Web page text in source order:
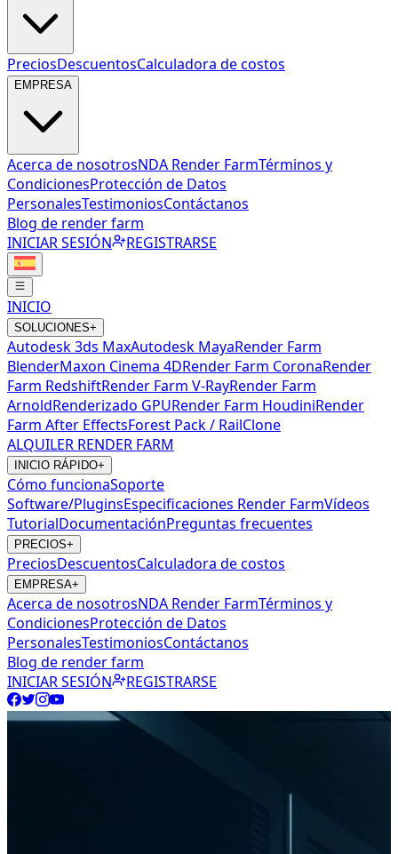
PreciosDescuentosCalculadora de costos
EMPRESA
Acerca de nosotrosNDA Render FarmTérminos y
CondicionesProtección de Datos
PersonalesTestimoniosContáctanos
Blog de render farm
INICIAR SESIÓN
REGISTRARSE
INICIO
SOLUCIONES+
Autodesk 3ds MaxAutodesk MayaRender Farm
BlenderMaxon Cinema 4DRender Farm CoronaRender
Farm RedshiftRender Farm V-RayRender Farm
ArnoldRenderizado GPURender Farm HoudiniRender
Farm After EffectsForest Pack / RailClone
ALQUILER RENDER FARM
INICIO RÁPIDO+
Cómo funcionaSoporte
Software/PluginsEspecificaciones Render FarmVídeos
TutorialDocumentaciónPreguntas frecuentes
PRECIOS+
PreciosDescuentosCalculadora de costos
EMPRESA+
Acerca de nosotrosNDA Render FarmTérminos y
CondicionesProtección de Datos
PersonalesTestimoniosContáctanos
Blog de render farm
INICIAR SESIÓN
REGISTRARSE